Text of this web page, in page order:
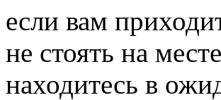
если вам
не стоять на
находитесь в